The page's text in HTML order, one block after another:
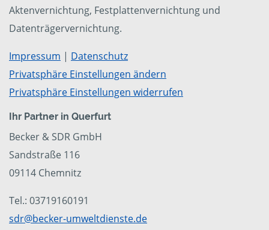
Aktenvernichtung, Festplattenvernichtung und
Datenträgervernichtung.
Impressum | Datenschutz
Privatsphäre Einstellungen ändern
Privatsphäre Einstellungen widerrufen
Ihr Partner in Querfurt
Becker & SDR GmbH
Sandstraße 116
09114 Chemnitz
Tel.: 03719160191
sdr@becker-umweltdienste.de